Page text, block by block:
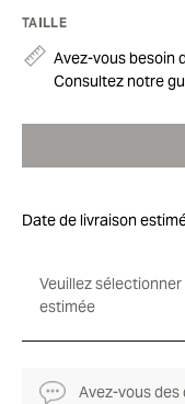
TAILLE
Avez-vous besoin
Consultez notre
Date de livraison
Veuillez
estimée
Avez-vous des